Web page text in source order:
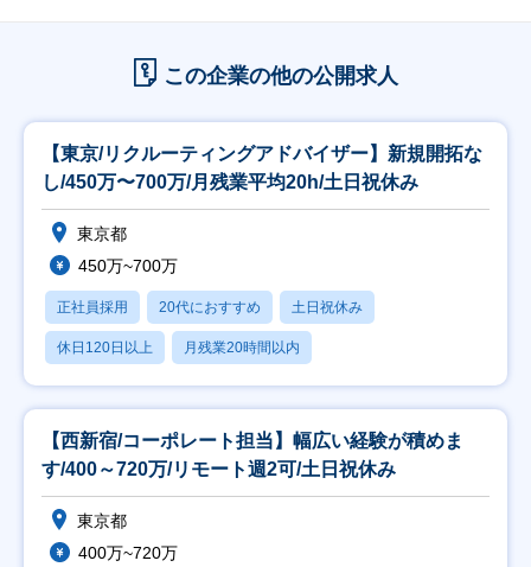
この企業の他の公開求人
【東京/リクルーティングアドバイザー】新規開拓な
し/450万〜700万/月残業平均20h/土日祝休み
東京都
450万~700万
正社員採用 20代におすすめ 土日祝休み
休日120日以上 月残業20時間以内
【西新宿/コーポレート担当】幅広い経験が積めま
す/400～720万/リモート週2可/土日祝休み
東京都
400万~720万